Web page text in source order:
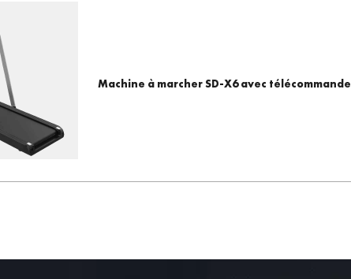
Machine à marcher SD-X6 avec télécommande